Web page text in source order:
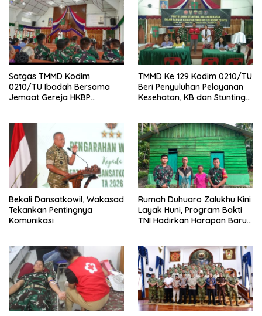
Satgas TMMD Kodim
0210/TU Ibadah Bersama
Jemaat Gereja HKBP
TMMD Ke 129 Kodim 0210/TU
Beri Penyuluhan Pelayanan
Kesehatan, KB dan Stunting
Bekali Dansatkowil, Wakasad
Tekankan Pentingnya
Komunikasi
Rumah Duhuaro Zalukhu Kini
Layak Huni, Program Bakti
TNI Hadirkan Harapan Baru